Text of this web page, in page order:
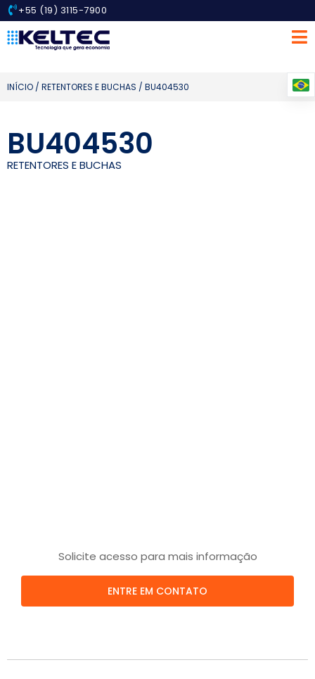
+55 (19) 3115-7900
INÍCIO / RETENTORES E BUCHAS / BU404530
BU404530
RETENTORES E BUCHAS
Solicite acesso para mais informação
ENTRE EM CONTATO